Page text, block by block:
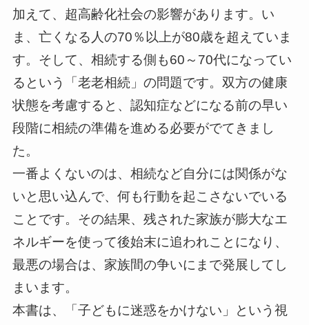
加えて、超高齢化社会の影響があります。い
ま、亡くなる人の70％以上が80歳を超えていま
す。そして、相続する側も60～70代になってい
るという「老老相続」の問題です。双方の健康
状態を考慮すると、認知症などになる前の早い
段階に相続の準備を進める必要がでてきまし
た。
一番よくないのは、相続など自分には関係がな
いと思い込んで、何も行動を起こさないでいる
ことです。その結果、残された家族が膨大なエ
ネルギーを使って後始末に追われことになり、
最悪の場合は、家族間の争いにまで発展してし
まいます。
本書は、「子どもに迷惑をかけない」という視